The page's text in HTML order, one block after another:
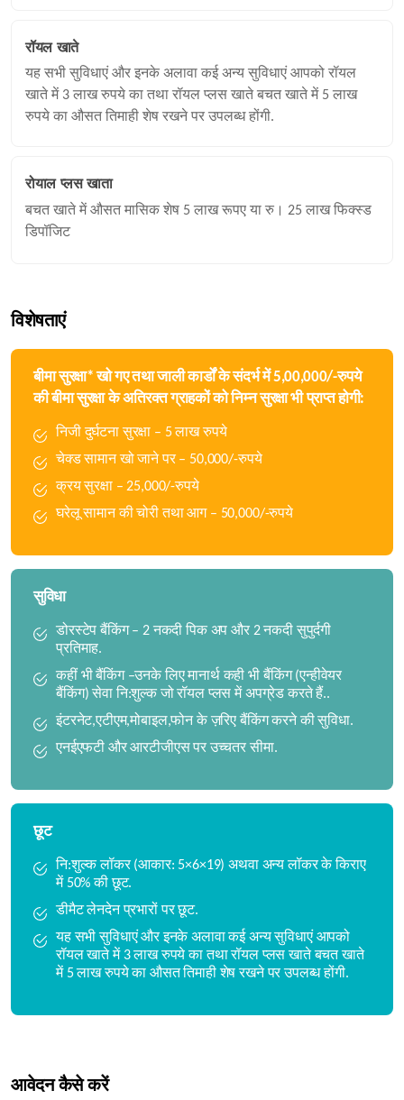
रॉयल खाते
यह सभी सुविधाएं और इनके अलावा कई अन्य सुविधाएं आपको रॉयल
खाते में 3 लाख रुपये का तथा रॉयल प्लस खाते बचत खाते में 5 लाख
रुपये का औसत तिमाही शेष रखने पर उपलब्ध होंगी.
रोयाल प्लस खाता
बचत खाते में औसत मासिक शेष 5 लाख रूपए या रु। 25 लाख फिक्स्ड
डिपॉजिट
विशेषताएं
बीमा सुरक्षा* खो गए तथा जाली कार्डों के संदर्भ में 5,00,000/-रुपये
की बीमा सुरक्षा के अतिरक्त ग्राहकों को निम्न सुरक्षा भी प्राप्त होगी:
निजी दुर्घटना सुरक्षा – 5 लाख रुपये
चेक्ड सामान खो जाने पर – 50,000/-रुपये
क्रय सुरक्षा – 25,000/-रुपये
घरेलू सामान की चोरी तथा आग – 50,000/-रुपये
सुविधा
डोरस्टेप बैंकिंग – 2 नकदी पिक अप और 2 नकदी सुपुर्दगी
प्रतिमाह.
कहीं भी बैंकिंग –उनके लिए मानार्थ कही भी बैंकिंग (एन्हीवेयर
बैंकिंग) सेवा नि:शुल्क जो रॉयल प्‍लस में अपग्रेड करते हैं..
इंटरनेट,एटीएम,मोबाइल,फोन के ज़रिए बैंकिंग करने की सुविधा.
एनईएफटी और आरटीजीएस पर उच्चतर सीमा.
छूट
नि:शुल्क लॉकर (आकार: 5×6×19) अथवा अन्य लॉकर के किराए
में 50% की छूट.
डीमैट लेनदेन प्रभारों पर छूट.
यह सभी सुविधाएं और इनके अलावा कई अन्य सुविधाएं आपको
रॉयल खाते में 3 लाख रुपये का तथा रॉयल प्लस खाते बचत खाते
में 5 लाख रुपये का औसत तिमाही शेष रखने पर उपलब्ध होंगी.
आवेदन कैसे करें